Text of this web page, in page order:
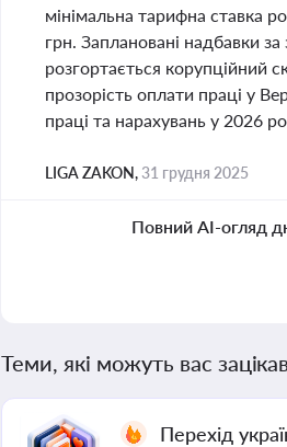
мінімальна тарифна ставка
грн. Заплановані надбавки
розгортається корупційний
прозорість оплати праці у
праці та нарахувань у 2026
LIGA ZAKON,31 грудня 2025
Повний AI-огляд
Теми, які можуть вас
Перехід